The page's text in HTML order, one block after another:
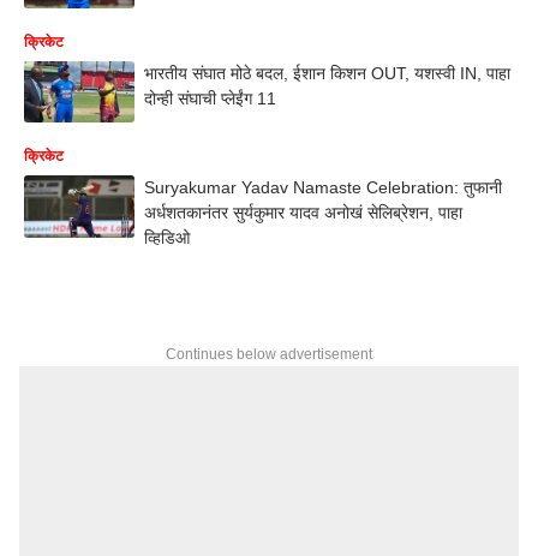
क्रिकेट
भारतीय संघात मोठे बदल, ईशान किशन OUT, यशस्वी IN, पाहा
दोन्ही संघाची प्लेईंग 11
क्रिकेट
Suryakumar Yadav Namaste Celebration: तुफानी
अर्धशतकानंतर सुर्यकुमार यादव अनोखं सेलिब्रेशन, पाहा
व्हिडिओ
Continues below advertisement